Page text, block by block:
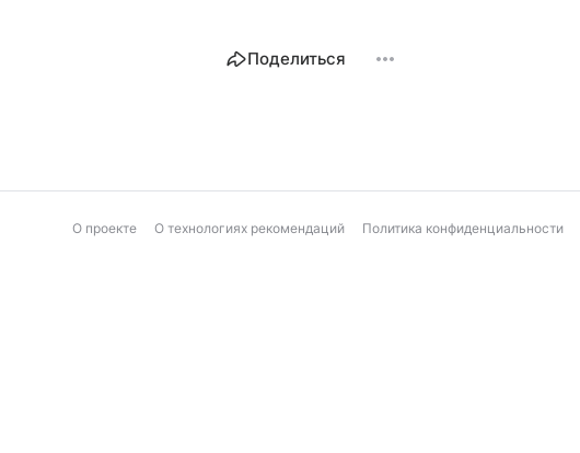
Поделиться
О проекте О технологиях рекомендаций Политика конфиденциальности